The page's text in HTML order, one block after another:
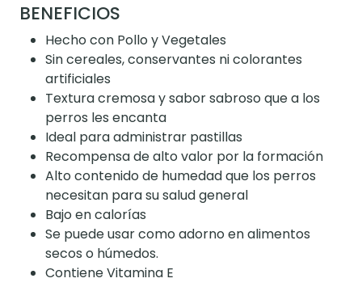
BENEFICIOS
Hecho con Pollo y Vegetales
Sin cereales, conservantes ni colorantes
artificiales
Textura cremosa y sabor sabroso que a los
perros les encanta
Ideal para administrar pastillas
Recompensa de alto valor por la formación
Alto contenido de humedad que los perros
necesitan para su salud general
Bajo en calorías
Se puede usar como adorno en alimentos
secos o húmedos.
Contiene Vitamina E